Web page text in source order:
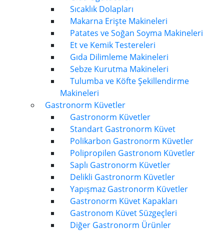
Sıcaklık Dolapları
Makarna Erişte Makineleri
Patates ve Soğan Soyma Makineleri
Et ve Kemik Testereleri
Gıda Dilimleme Makineleri
Sebze Kurutma Makineleri
Tulumba ve Köfte Şekillendirme
Makineleri
Gastronorm Küvetler
Gastronorm Küvetler
Standart Gastronorm Küvet
Polikarbon Gastronorm Küvetler
Polipropilen Gastronom Küvetler
Saplı Gastronorm Küvetler
Delikli Gastronorm Küvetler
Yapışmaz Gastronorm Küvetler
Gastronorm Küvet Kapakları
Gastronom Küvet Süzgeçleri
Diğer Gastronorm Ürünler